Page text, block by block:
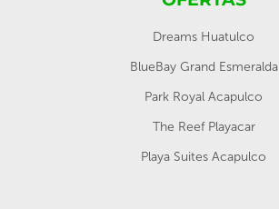
Dreams Huatulco
BlueBay Grand Esmeralda
Park Royal Acapulco
The Reef Playacar
Playa Suites Acapulco